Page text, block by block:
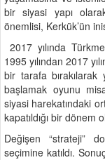
bir siyasi yapı
önemlisi, Kerkük’ün
2017 yılında
1995 yılından 2017
bir tarafa
başlamak oyunu
siyasi harekatındaki
kapatıldığı bir
Değişen “strateji”
seçimine katıldı.